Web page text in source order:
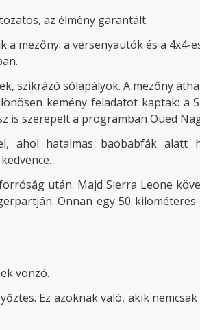
az élmény garantált.
mezőny: a versenyautók és a 4x4-
szikrázó sólapályok. A mezőny
kemény feladatot kaptak: a
is szerepelt a programban Oued
ahol hatalmas baobabfák alatt
után. Majd Sierra Leone
Onnan egy 50
vonzó.
Ez azoknak való, akik